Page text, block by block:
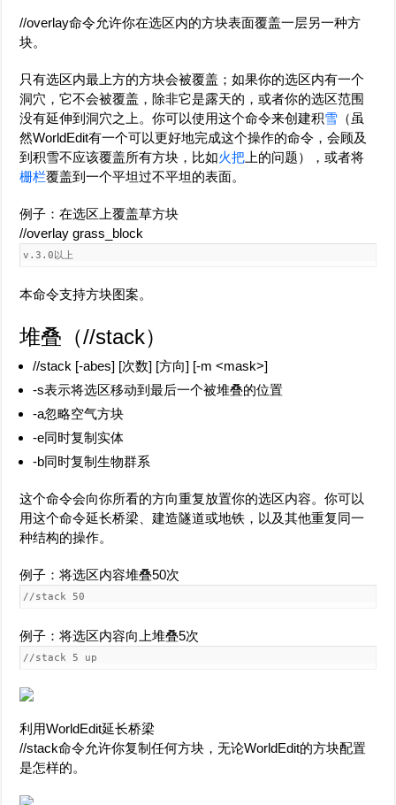
//overlay命令允许你在选区内的方块表面覆盖一层另一种方
块。
只有选区内最上方的方块会被覆盖；如果你的选区内有一个
洞穴，它不会被覆盖，除非它是露天的，或者你的选区范围
没有延伸到洞穴之上。你可以使用这个命令来创建积雪 （虽
然WorldEdit有一个可以更好地完成这个操作的命令，会顾及
到积雪不应该覆盖所有方块，比如火把 上的问题），或者将
栅栏覆盖到一个平坦过不平坦的表面。
例子：在选区上覆盖草方块
//overlay grass_block
v.3.0以上
本命令支持方块图案。
堆叠（//stack）
//stack [-abes] [次数] [方向] [-m <mask>]
-s表示将选区移动到最后一个被堆叠的位置
-a忽略空气方块
-e同时复制实体
-b同时复制生物群系
这个命令会向你所看的方向重复放置你的选区内容。你可以
用这个命令延长桥梁、建造隧道或地铁，以及其他重复同一
种结构的操作。
例子：将选区内容堆叠50次
//stack 50
例子：将选区内容向上堆叠5次
//stack 5 up
利用WorldEdit延长桥梁
//stack命令允许你复制任何方块，无论WorldEdit的方块配置
是怎样的。